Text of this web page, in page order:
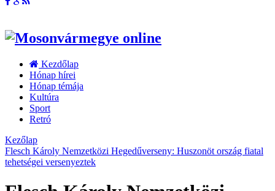
Kezdőlap
Hónap hírei
Hónap témája
Kultúra
Sport
Retró
Kezőlap
Flesch Károly Nemzetközi Hegedűverseny: Huszonöt ország fiatal
tehetségei versenyeztek